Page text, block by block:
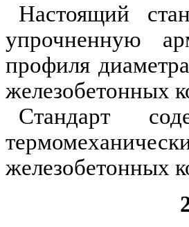
Настоящий
упрочненную
профиля
железобетонных
Стандарт
железобетонных